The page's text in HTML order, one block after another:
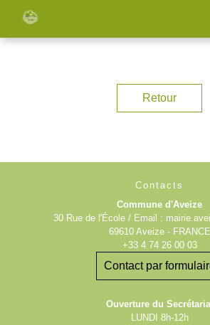
Retour
Contacts
Commune d'Aveize
30 Rue de l'École / Email :
69610 Aveize - FRANCE
+33 4 74 26 00 03
Contact par
Ouverture du
LUNDI 8h-12h